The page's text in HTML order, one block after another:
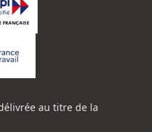
au titre de la